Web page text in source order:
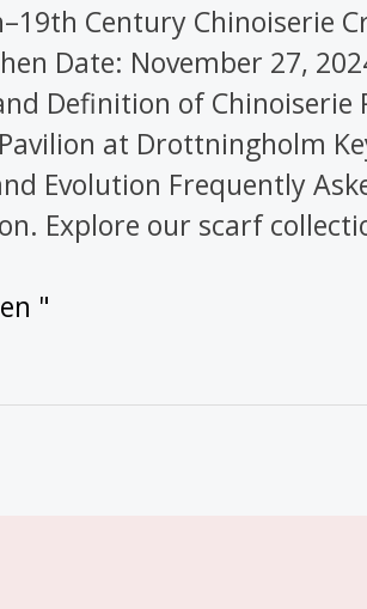
Century Chinoiserie
Date: November 27,
Definition of Chinoiserie
at Drottningholm
Evolution Frequently
Explore our scarf
"